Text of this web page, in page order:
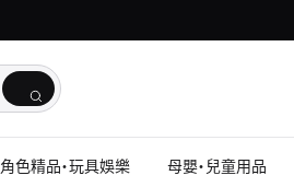
角色精品・玩具娛樂 母嬰・兒童用品